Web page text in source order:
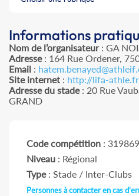
Informations
Nom de l’organisateur: GA
Adresse: 164 Rue Ordener,
Email :
Site internet : http://lifa-athle.fr
Adresse du stade: 20 Rue
GRAND
Code compétition : 319869
Niveau : Régional
Type: Stade / Inter-Clubs
Personnes à contacter en cas